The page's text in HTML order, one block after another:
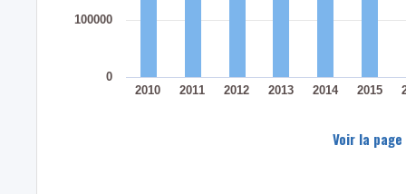
2010 2011 2012 2013 2014 2015
0
100000
Voir la